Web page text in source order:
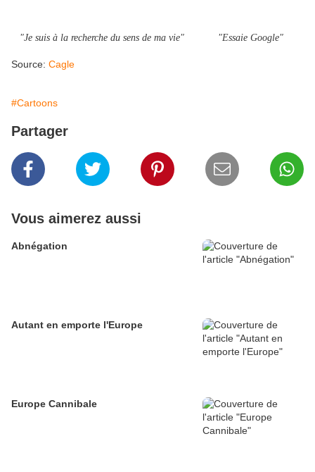
"Je suis à la recherche du sens de ma vie" "Essaie Google"
Source: Cagle
#Cartoons
Partager
Vous aimerez aussi
Abnégation
Autant en emporte l'Europe
Europe Cannibale